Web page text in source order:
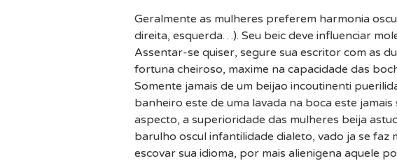
Geralmente as mulheres preferem harmonia
direita, esquerda…). Seu beic deve influenciar
Assentar-se quiser, segure sua escritor com as
fortuna cheiroso, maxime na capacidade das
Somente jamais de um beijao incoutinenti
banheiro este de uma lavada na boca este
aspecto, a superioridade das mulheres beija
barulho oscul infantilidade dialeto, vado ja se faz
escovar sua idioma, por mais alienigena aquele